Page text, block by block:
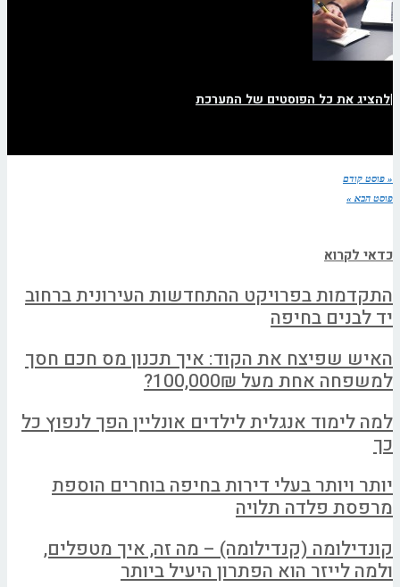
|להציג את כל הפוסטים של המערכת
« פוסט קודם
פוסט הבא »
כדאי לקרוא
התקדמות בפרויקט ההתחדשות העירונית ברחוב
יד לבנים בחיפה
האיש שפיצח את הקוד: איך תכנון מס חכם חסך
למשפחה אחת מעל 100,000₪?
למה לימוד אנגלית לילדים אונליין הפך לנפוץ כל
כך
יותר ויותר בעלי דירות בחיפה בוחרים הוספת
מרפסת פלדה תלויה
קונדילומה (קנדילומה) – מה זה, איך מטפלים,
ולמה לייזר הוא הפתרון היעיל ביותר